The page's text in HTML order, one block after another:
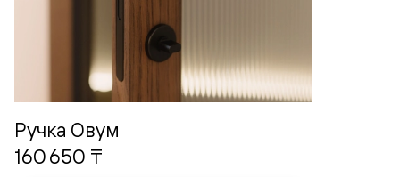
Ручка Овум
160 650 ₸